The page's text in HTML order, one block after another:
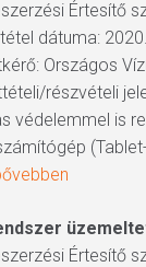
Értesítő
dátuma:
Országos
részvételi
védelemmel is
Értesítő